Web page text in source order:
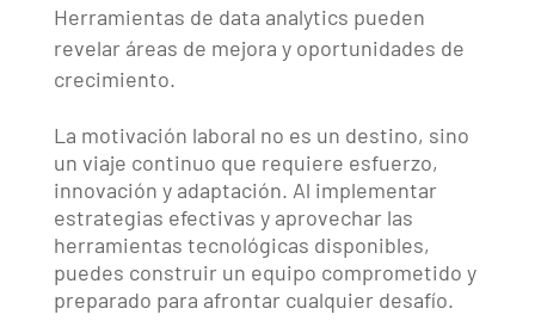
Herramientas de data analytics pueden
revelar áreas de mejora y oportunidades de
crecimiento.
La motivación laboral no es un destino, sino
un viaje continuo que requiere esfuerzo,
innovación y adaptación. Al implementar
estrategias efectivas y aprovechar las
herramientas tecnológicas disponibles,
puedes construir un equipo comprometido y
preparado para afrontar cualquier desafío.